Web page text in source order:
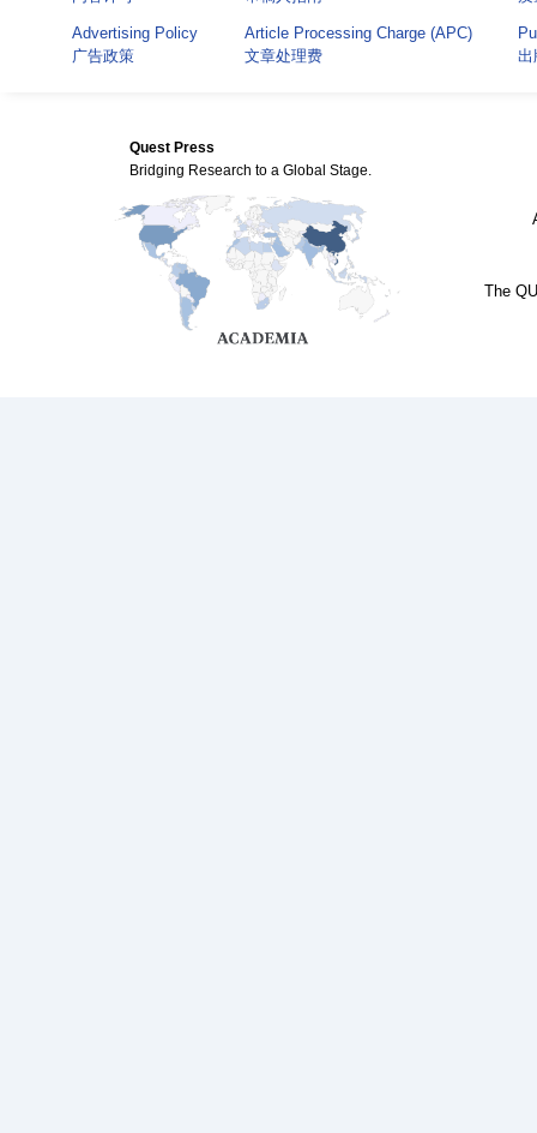
Advertising Policy
广告政策
Article Processing Charge (APC)
文章处理费
出
Quest Press
Bridging Research to a Global Stage.
The